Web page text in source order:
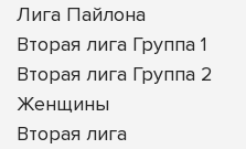
Лига Пайлона
Вторая лига Группа 1
Вторая лига Группа 2
Женщины
Вторая лига